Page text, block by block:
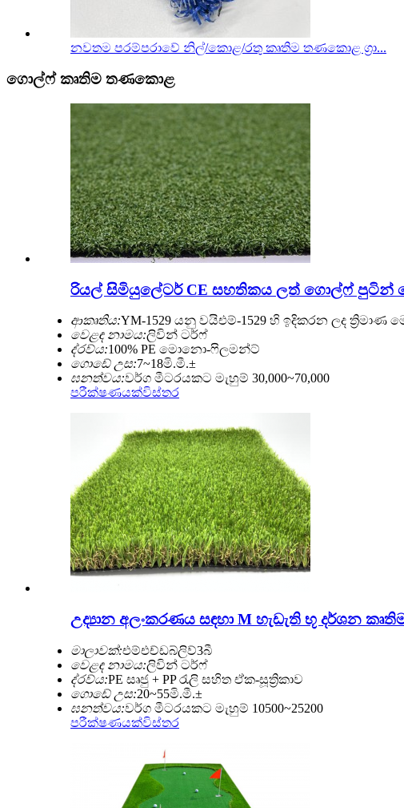
නවතම පරම්පරාවේ නිල්/කොළ/රතු කෘතිම තණකොළ ග්‍රා...
ගොල්ෆ් කෘතිම තණකොළ
රියල් සිමියුලේටර් CE සහතිකය ලත් ගොල්ෆ් පුටින්
ආකෘතිය:YM-1529 යනු වයිඑම්-1529 හි ඉදිකරන ලද ත්‍රිමාණ
වෙළඳ නාමය:ලිවින් ටර්ෆ්
ද්රව්ය:100% PE මොනො-ෆිලමන්ට්
ගොඩේ උස:7~18මි.මී.±
ඝනත්වය:වර්ග මීටරයකට මැහුම් 30,000~70,000
පරීක්ෂණයක්විස්තර
උද්‍යාන අලංකරණය සඳහා M හැඩැති භූ දර්ශන
මාලාවක්:එම්එච්ඩබ්ලිව්3බී
වෙළඳ නාමය:ලිවින් ටර්ෆ්
ද්රව්ය:PE සෘජු + PP රැලි සහිත ඒක-සූත්‍රිකාව
ගොඩේ උස:20~55මි.මී.±
ඝනත්වය:වර්ග මීටරයකට මැහුම් 10500~25200
පරීක්ෂණයක්විස්තර